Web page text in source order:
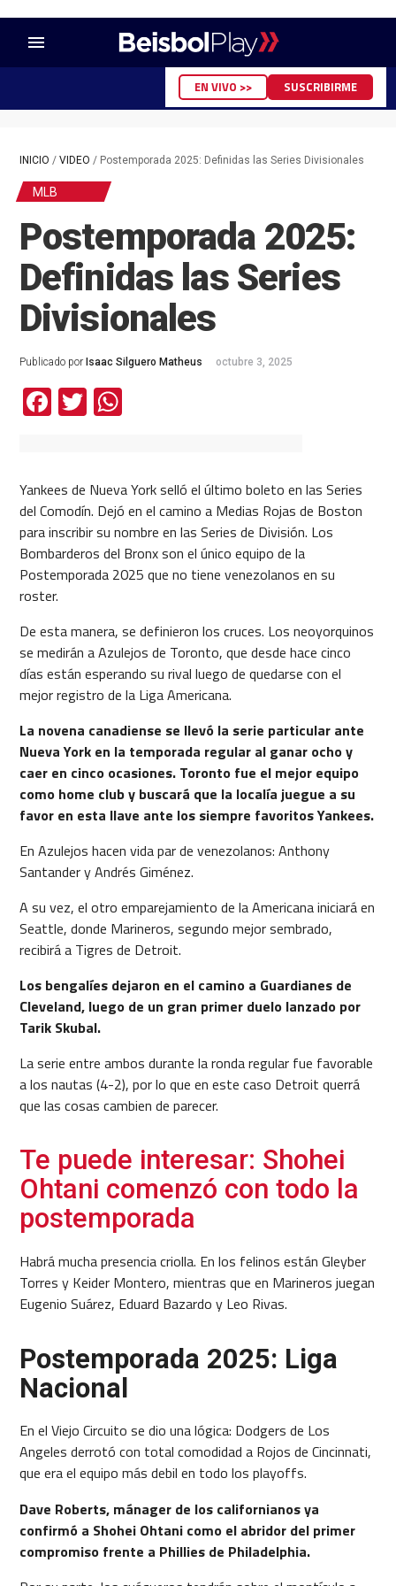
menu
EN VIVO >> SUSCRIBIRME
INICIO / VIDEO / Postemporada 2025: Definidas las Series Divisionales
MLB
Postemporada 2025:
Definidas las Series
Divisionales
Publicado por Isaac Silguero Matheus octubre 3, 2025
Facebook
TwitterWhatsApp
Yankees de Nueva York selló el último boleto en las Series
del Comodín. Dejó en el camino a Medias Rojas de Boston
para inscribir su nombre en las Series de División. Los
Bombarderos del Bronx son el único equipo de la
Postemporada 2025 que no tiene venezolanos en su
roster.
De esta manera, se definieron los cruces. Los neoyorquinos
se medirán a Azulejos de Toronto, que desde hace cinco
días están esperando su rival luego de quedarse con el
mejor registro de la Liga Americana.
La novena canadiense se llevó la serie particular ante
Nueva York en la temporada regular al ganar ocho y
caer en cinco ocasiones. Toronto fue el mejor equipo
como home club y buscará que la localía juegue a su
favor en esta llave ante los siempre favoritos Yankees.
En Azulejos hacen vida par de venezolanos: Anthony
Santander y Andrés Giménez.
A su vez, el otro emparejamiento de la Americana iniciará en
Seattle, donde Marineros, segundo mejor sembrado,
recibirá a Tigres de Detroit.
Los bengalíes dejaron en el camino a Guardianes de
Cleveland, luego de un gran primer duelo lanzado por
Tarik Skubal.
La serie entre ambos durante la ronda regular fue favorable
a los nautas (4-2), por lo que en este caso Detroit querrá
que las cosas cambien de parecer.
Te puede interesar: Shohei
Ohtani comenzó con todo la
postemporada
Habrá mucha presencia criolla. En los felinos están Gleyber
Torres y Keider Montero, mientras que en Marineros juegan
Eugenio Suárez, Eduard Bazardo y Leo Rivas.
Postemporada 2025: Liga
Nacional
En el Viejo Circuito se dio una lógica: Dodgers de Los
Angeles derrotó con total comodidad a Rojos de Cincinnati,
que era el equipo más debil en todo los playoffs.
Dave Roberts, mánager de los californianos ya
confirmó a Shohei Ohtani como el abridor del primer
compromiso frente a Phillies de Philadelphia.